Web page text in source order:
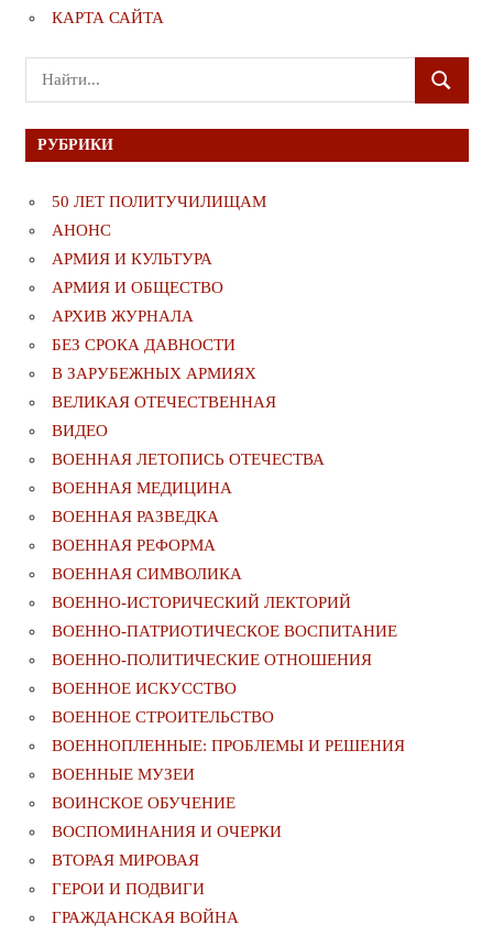
КАРТА САЙТА
Поиск
для:
ПОИСК
РУБРИКИ
50 ЛЕТ ПОЛИТУЧИЛИЩАМ
АНОНС
АРМИЯ И КУЛЬТУРА
АРМИЯ И ОБЩЕСТВО
АРХИВ ЖУРНАЛА
БЕЗ СРОКА ДАВНОСТИ
В ЗАРУБЕЖНЫХ АРМИЯХ
ВЕЛИКАЯ ОТЕЧЕСТВЕННАЯ
ВИДЕО
ВОЕННАЯ ЛЕТОПИСЬ ОТЕЧЕСТВА
ВОЕННАЯ МЕДИЦИНА
ВОЕННАЯ РАЗВЕДКА
ВОЕННАЯ РЕФОРМА
ВОЕННАЯ СИМВОЛИКА
ВОЕННО-ИСТОРИЧЕСКИЙ ЛЕКТОРИЙ
ВОЕННО-ПАТРИОТИЧЕСКОЕ ВОСПИТАНИЕ
ВОЕННО-ПОЛИТИЧЕСКИE ОТНОШЕНИЯ
ВОЕННОЕ ИСКУССТВО
ВОЕННОЕ СТРОИТЕЛЬСТВО
ВОЕННОПЛЕННЫЕ: ПРОБЛЕМЫ И РЕШЕНИЯ
ВОЕННЫЕ МУЗЕИ
ВОИНСКОЕ ОБУЧЕНИЕ
ВОСПОМИНАНИЯ И ОЧЕРКИ
ВТОРАЯ МИРОВАЯ
ГЕРОИ И ПОДВИГИ
ГРАЖДАНСКАЯ ВОЙНА